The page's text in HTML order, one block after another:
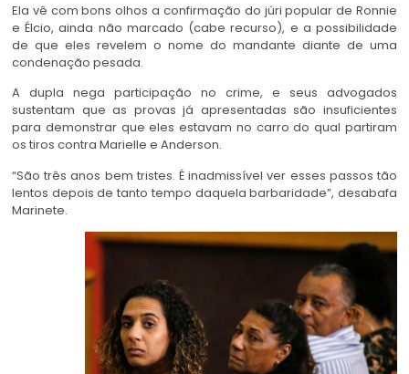
Ela vê com bons olhos a confirmação do júri popular de Ronnie
e Élcio, ainda não marcado (cabe recurso), e a possibilidade
de que eles revelem o nome do mandante diante de uma
condenação pesada.
A dupla nega participação no crime, e seus advogados
sustentam que as provas já apresentadas são insuficientes
para demonstrar que eles estavam no carro do qual partiram
os tiros contra Marielle e Anderson.
“São três anos bem tristes. É inadmissível ver esses passos tão
lentos depois de tanto tempo daquela barbaridade”, desabafa
Marinete.